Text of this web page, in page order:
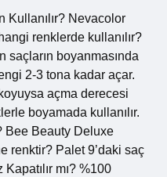
Kullanılır? Nevacolor
renklerde kullanılır?
saçların boyanmasında
2-3 tona kadar açar.
açma derecesi
boyamada kullanılır.
Bee Beauty Deluxe
renktir? Palet 9’daki saç
mı? %100